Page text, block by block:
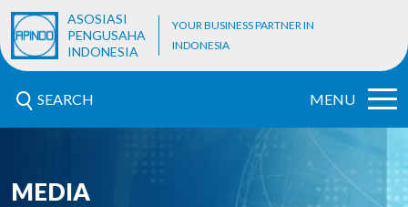
ASOSIASI
PENGUSAHA
INDONESIA
YOUR BUSINESS PARTNER IN
INDONESIA
SEARCH MENU
MEDIA